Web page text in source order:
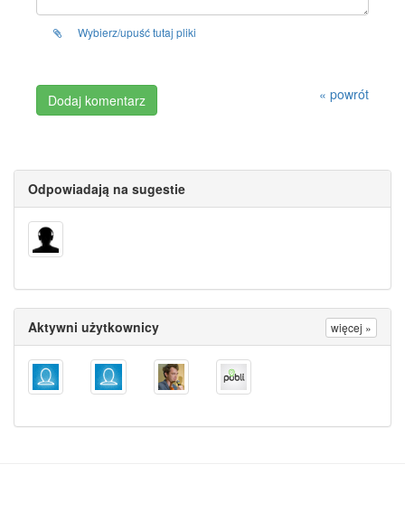
Wybierz/upuść tutaj pliki
« powrót
Odpowiadają na sugestie
Aktywni użytkownicy więcej »